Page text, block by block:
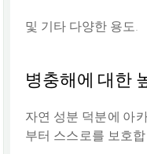
및 기타 다양한 용도.
병충해에 대한
자연 성분 덕분에 아
부터 스스로를 보호합